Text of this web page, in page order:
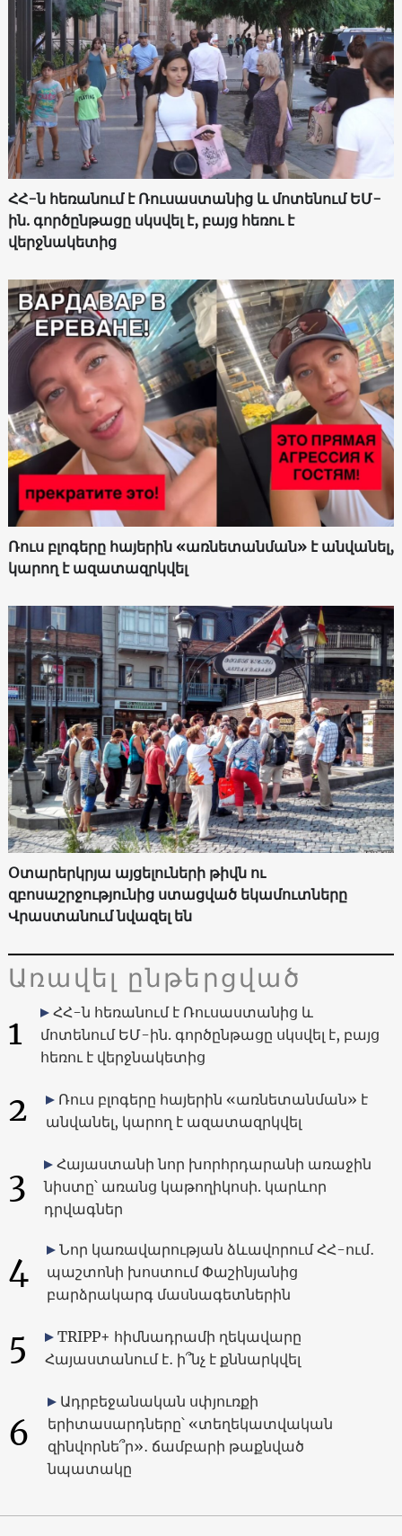
ՀՀ-ն հեռանում է Ռուսաստանից և մոտենում ԵՄ-
ին. գործընթացը սկսվել է, բայց հեռու է
վերջնակետից
Ռուս բլոգերը հայերին «առնետանման» է անվանել,
կարող է ազատազրկվել
Օտարերկրյա այցելուների թիվն ու
զբոսաշրջությունից ստացված եկամուտները
Վրաստանում նվազել են
Առավել ընթերցված
1
ՀՀ-ն հեռանում է Ռուսաստանից և
մոտենում ԵՄ-ին. գործընթացը սկսվել է, բայց
հեռու է վերջնակետից
2
Ռուս բլոգերը հայերին «առնետանման» է
անվանել, կարող է ազատազրկվել
3
Հայաստանի նոր խորհրդարանի առաջին
նիստը՝ առանց կաթողիկոսի. կարևոր
դրվագներ
4
Նոր կառավարության ձևավորում ՀՀ-ում․
պաշտոնի խոստում Փաշինյանից
բարձրակարգ մասնագետներին
5
TRIPP+ հիմնադրամի ղեկավարը
Հայաստանում է․ ի՞նչ է քննարկվել
6
Ադրբեջանական սփյուռքի
երիտասարդները՝ «տեղեկատվական
զինվորնե՞ր»․ ճամբարի թաքնված
նպատակը